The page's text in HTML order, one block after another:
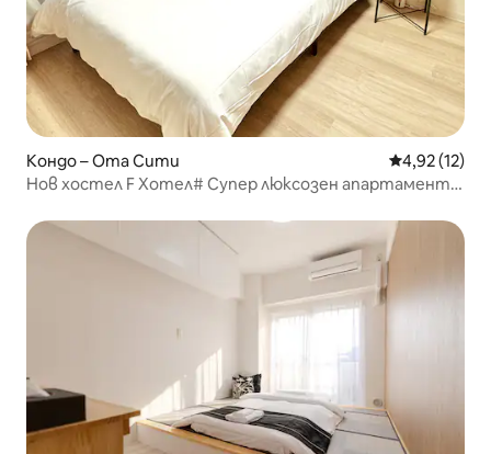
Кондо – Ота Сити Средна
4,92 (12)
Нов хостел F Хотел# Супер люксозен апартамент
Ограничен брой безплатни места за паркиране,
които могат да бъдат резервирани